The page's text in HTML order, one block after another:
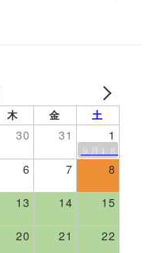
木 金 土
30 31 1
９月１８日伊
6 7 8
13 14 15
20 21 22